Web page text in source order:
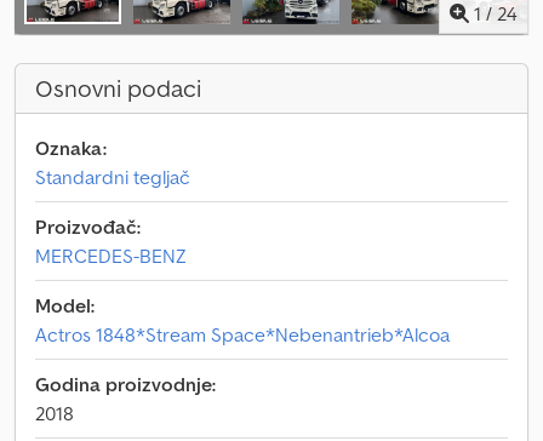
1 / 24
Osnovni podaci
Oznaka:
Standardni tegljač
Proizvođač:
MERCEDES-BENZ
Model:
Actros 1848*Stream Space*Nebenantrieb*Alcoa
Godina proizvodnje:
2018